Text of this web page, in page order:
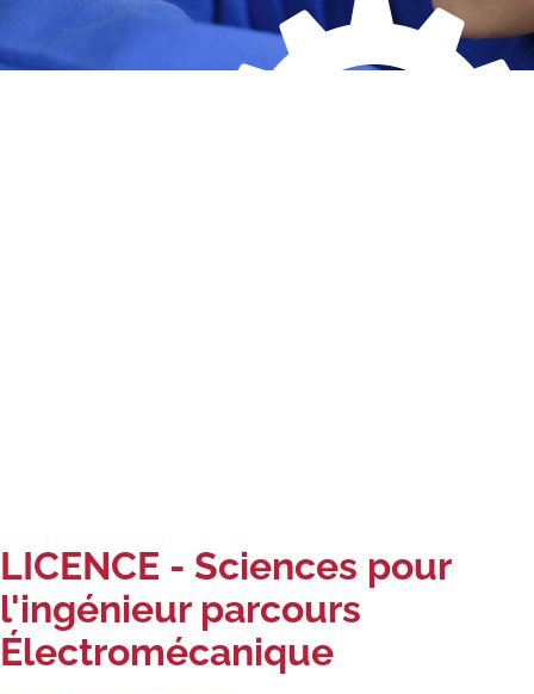
Carte lieux et centres Cnam en
BFC
Trouver votre formation
OFFRE EN BFC
OFFRE NATIONALE
LICENCE - Sciences pour
l'ingénieur parcours
Électromécanique